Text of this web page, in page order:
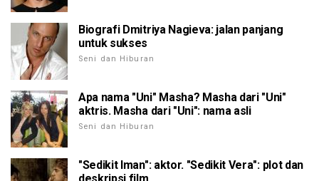
Biografi Dmitriya Nagieva: jalan panjang
untuk sukses
Seni dan Hiburan
Apa nama "Uni" Masha? Masha dari "Uni"
aktris. Masha dari "Uni": nama asli
Seni dan Hiburan
"Sedikit Iman": aktor. "Sedikit Vera": plot dan
deskripsi film